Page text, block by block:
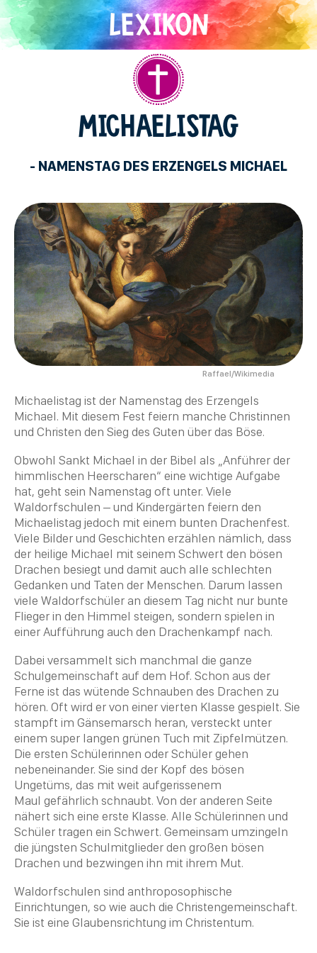
Direkt
zum
Inhalt
MICHAELISTAG
- NAMENSTAG DES ERZENGELS MICHAEL
Raffael/Wikimedia
Michaelistag ist der Namenstag des Erzengels
Michael. Mit diesem Fest feiern manche Christinnen
und Christen den Sieg des Guten über das Böse.
Obwohl Sankt Michael in der Bibel als
Anführer der
himmlischen Heerscharen“ eine wichtige Aufgabe
hat, geht sein Namenstag oft unter. Viele
Waldorfschulen – und Kindergärten feiern den
Michaelistag jedoch mit einem bunten Drachenfest.
Viele Bilder und Geschichten erzählen nämlich, dass
der heilige Michael mit seinem Schwert den bösen
Drachen besiegt und damit auch alle schlechten
Gedanken und Taten der Menschen. Darum lassen
viele Waldorfschüler an diesem Tag nicht nur bunte
Flieger in den Himmel steigen, sondern spielen in
einer Aufführung auch den Drachenkampf nach.
Dabei versammelt sich manchmal die ganze
Schulgemeinschaft auf dem Hof. Schon aus der
Ferne ist das wütende Schnauben des Drachen zu
hören. Oft wird er von einer vierten Klasse gespielt. Sie
stampft im Gänsemarsch heran, versteckt unter
einem super langen grünen Tuch mit Zipfelmützen.
Die ersten Schülerinnen oder Schüler gehen
nebeneinander. Sie sind der Kopf des bösen
Ungetüms, das mit weit aufgerissenem
Maul gefährlich schnaubt. Von der anderen Seite
nähert sich eine erste Klasse. Alle Schülerinnen und
Schüler tragen ein Schwert. Gemeinsam umzingeln
die jüngsten Schulmitglieder den großen bösen
Drachen und bezwingen ihn mit ihrem Mut.
Waldorfschulen sind anthroposophische
Einrichtungen, so wie auch die Christengemeinschaft.
Sie ist eine Glaubensrichtung im Christentum.